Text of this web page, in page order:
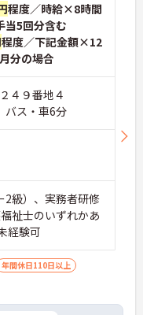
程度／時給×8時間
5回分含む
程度／下記金額×12
分の場合
４９番地４
バス・車6分
級）、実務者研修
祉士のいずれかあ
経験可
年間休日110日以上